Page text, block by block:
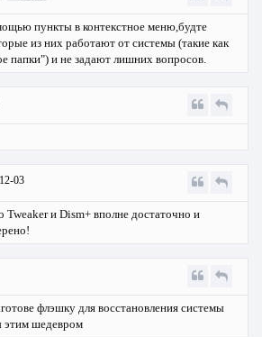
пункты в контекстное меню,будте
из них работают от системы (такие как
папки") и не задают лишних вопросов.
03
Tweaker и Dism+ вполне достаточно и
флэшку для восстановления системы
этим шедевром